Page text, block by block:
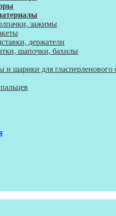
зажимы
держатели
шапочки, бахилы
и шарики для гласперленового